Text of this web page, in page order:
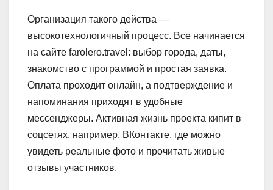
Организация такого действа —
высокотехнологичный процесс. Все начинается
на сайте farolero.travel: выбор города, даты,
знакомство с программой и простая заявка.
Оплата проходит онлайн, а подтверждение и
напоминания приходят в удобные
мессенджеры. Активная жизнь проекта кипит в
соцсетях, например, ВКонтакте, где можно
увидеть реальные фото и прочитать живые
отзывы участников.